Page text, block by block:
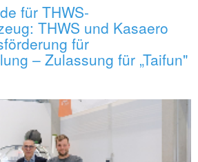
für THWS-
THWS und Kasaero
für
– Zulassung für „Taifun"